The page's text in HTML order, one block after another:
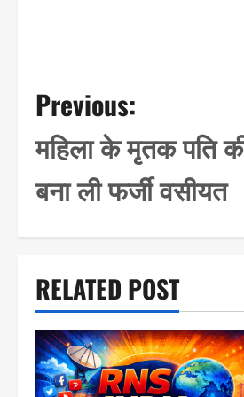
P
s
t
v
i
g
a
Previous:
महिला के मृतक पति
बना ली फर्जी वसीयत
RELATED POST